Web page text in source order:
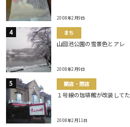
2008年2月9日
まち
山田池公園の雪景色とアレ
2008年2月9日
開店・閉店
１号線の珈琲館が改装してた
2008年2月11日